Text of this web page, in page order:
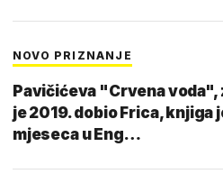
NOVO PRIZNANJE
Pavičićeva "Crvena voda",
je 2019. dobio Frica, knjiga
mjeseca u Eng…